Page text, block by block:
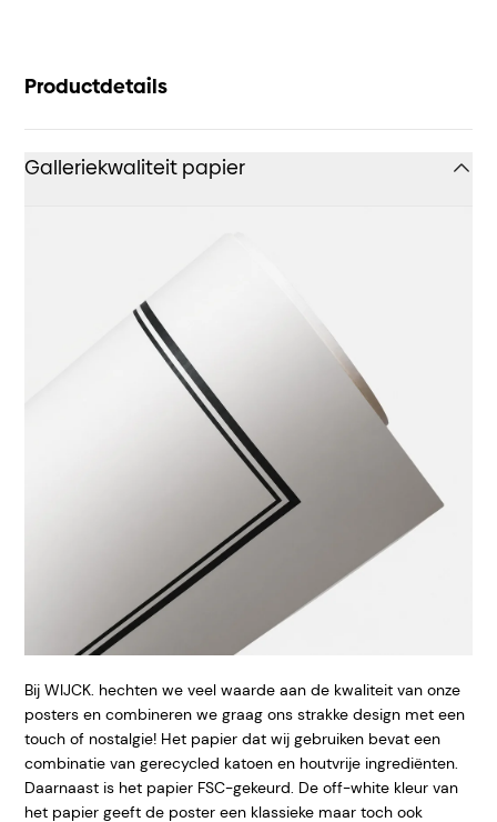
Productdetails
Galleriekwaliteit papier
Bij WIJCK. hechten we veel waarde aan de kwaliteit van onze
posters en combineren we graag ons strakke design met een
touch of nostalgie! Het papier dat wij gebruiken bevat een
combinatie van gerecycled katoen en houtvrije ingrediënten.
Daarnaast is het papier FSC-gekeurd. De off-white kleur van
het papier geeft de poster een klassieke maar toch ook